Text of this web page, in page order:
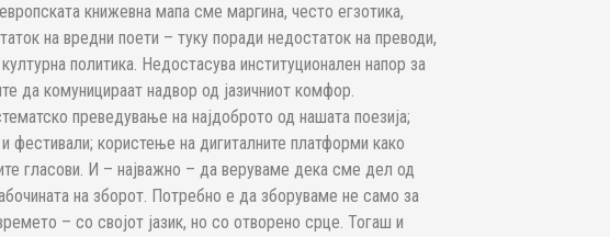
книжевна мапа сме маргина, често егзотика,
на вредни поети – туку поради недостаток на преводи,
политика. Недостасува институционален напор за
да комуницираат надвор од јазичниот комфор.
преведување на најдоброто од нашата поезија;
користење на дигиталните платформи како
гласови. И – најважно – да веруваме дека сме дел од
на зборот. Потребно е да зборуваме не само за
– со својот јазик, но со отворено срце. Тогаш и